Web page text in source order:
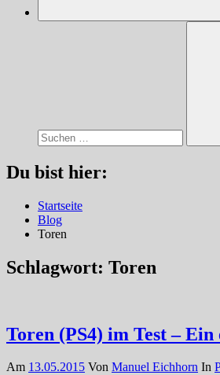
Du bist hier:
Startseite
Blog
Toren
Schlagwort: Toren
Toren (PS4) im Test –
Am 13.05.2015 Von Manuel Eichhorn In